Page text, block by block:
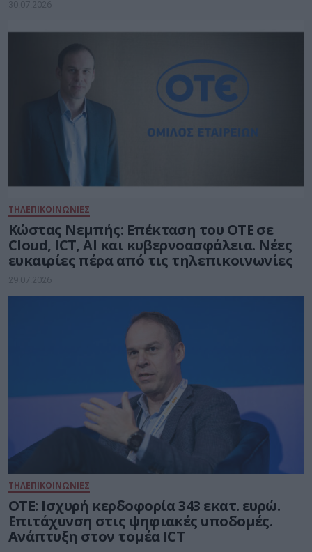
30.07.2026
ΤΗΛΕΠΙΚΟΙΝΩΝΙΕΣ
Kώστας Νεμπής: Επέκταση του ΟΤΕ σε
Cloud, ICT, AI και κυβερνοασφάλεια. Νέες
ευκαιρίες πέρα από τις τηλεπικοινωνίες
29.07.2026
ΤΗΛΕΠΙΚΟΙΝΩΝΙΕΣ
ΟΤΕ: Ισχυρή κερδοφορία 343 εκατ. ευρώ.
Επιτάχυνση στις ψηφιακές υποδομές.
Ανάπτυξη στον τομέα ICT